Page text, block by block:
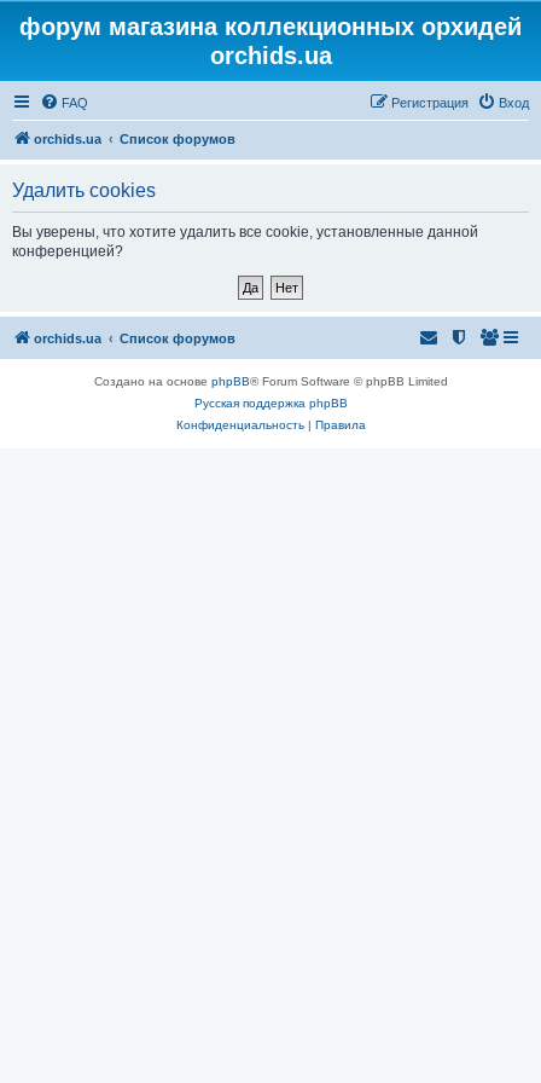
форум магазина коллекционных орхидей
orchids.ua
FAQ Вход
Регистрация
orchids.ua Список форумов
Удалить cookies
Вы уверены, что хотите удалить все cookie, установленные данной
конференцией?
orchids.ua Список форумов
Создано на основе phpBB® Forum Software © phpBB Limited
Русская поддержка phpBB
Конфиденциальность| Правила